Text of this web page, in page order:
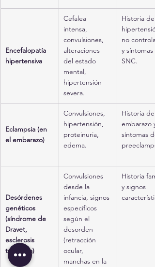
Encefalopatía
hipertensiva
Cefalea
intensa,
convulsiones,
alteraciones
del estado
mental,
hipertensión
severa.
Historia de
no
y síntomas
SNC.
Eclampsia (en
el embarazo)
Convulsiones,
hipertensión,
proteinuria,
edema.
Historia de
embarazo y
síntomas
Desórdenes
genéticos
(síndrome de
Dravet,
esclerosis
tuberosa)
Convulsiones
desde la
infancia, signos
específicos
según el
desorden
(retracción
ocular,
manchas en la
Historia
y signos